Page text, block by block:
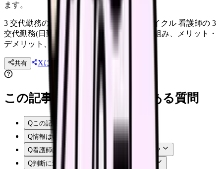
ます。
3 交代勤務の実態｜準夜・深夜・日勤のサイクル 看護師の 3
交代勤務(日勤・準夜・深夜 各 8 時間)の仕組み、メリット・
デメリット、向き不向きを解説。
共有 Xに投稿
この記事を読む前後によくある質問
Qこの記事では何を確認できますか？
Q情報はいつ時点のものですか？
Q看護師はまず何から確認すればよいですか？
Q判断に迷う場合はどうすればよいですか？